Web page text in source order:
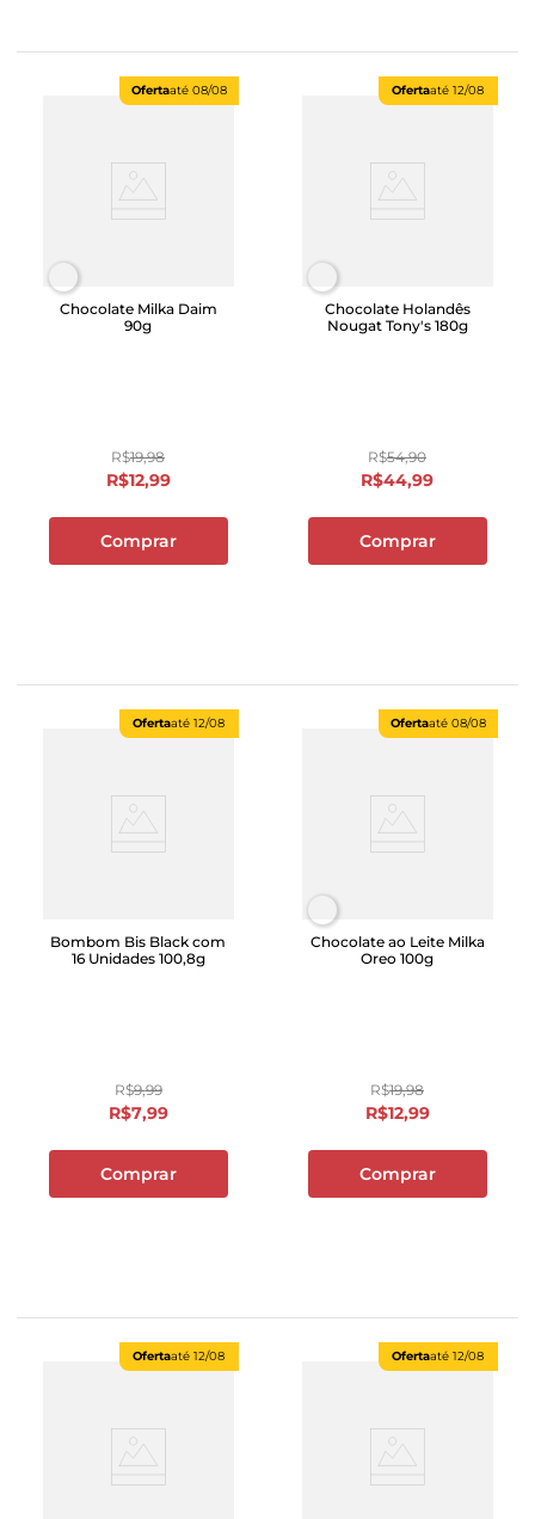
Ofertaaté 08/08
Chocolate Milka Daim
90g
R$19,98
R$12,99
Comprar
Ofertaaté 12/08
Chocolate Holandês
Nougat Tony's 180g
R$54,90
R$44,99
Comprar
Ofertaaté 12/08
Bombom Bis Black com
16 Unidades 100,8g
R$9,99
R$7,99
Comprar
Ofertaaté 08/08
Chocolate ao Leite Milka
Oreo 100g
R$19,98
R$12,99
Comprar
Ofertaaté 12/08 Ofertaaté 12/08